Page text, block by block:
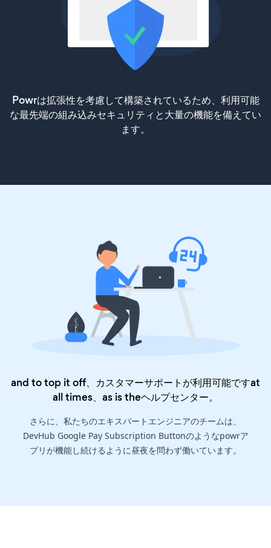
Powrは拡張性を考慮して構築されているため、利用可能
な最先端の組み込みセキュリティと大量の機能を備えてい
ます。
and to top it off、カスタマーサポートが利用可能ですat
all times、as is theヘルプセンター。
さらに、私たちのエキスパートエンジニアのチームは、
DevHub Google Pay Subscription Buttonのようなpowrア
プリが機能し続けるように昼夜を問わず働いています。